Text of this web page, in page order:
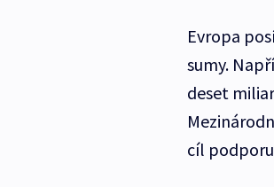
Evropa
sumy.
deset
cíl